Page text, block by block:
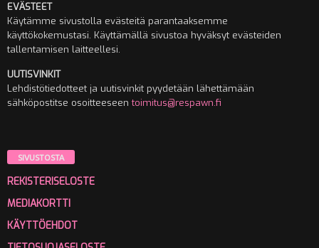
EVÄSTEET
Käytämme sivustolla evästeitä parantaaksemme
käyttökokemustasi. Käyttämällä sivustoa hyväksyt evästeiden
tallentamisen laitteellesi.
UUTISVINKIT
Lehdistötiedotteet ja uutisvinkit pyydetään lähettämään
sähköpostitse osoitteeseentoimitus@respawn.fi
SIVUSTOSTA
REKISTERISELOSTE
MEDIAKORTTI
KÄYTTÖEHDOT